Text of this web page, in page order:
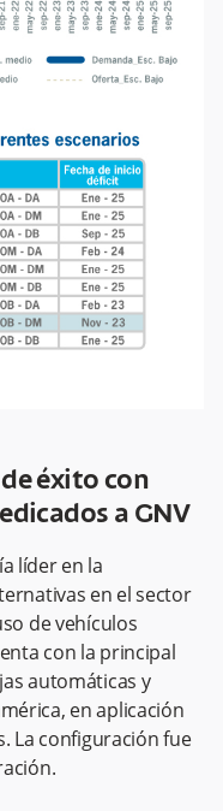
éxito con
a GNV
líder en la
en el sector
de vehículos
con la principal
automáticas y
en aplicación
La configuración fue